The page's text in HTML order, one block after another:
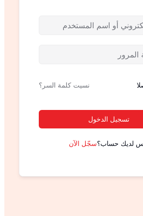
نسيت كلمة السر؟
تسجيل الدخول
لديك حساب؟سجّل الآن